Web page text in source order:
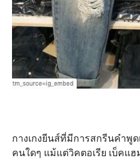
กางเกงยีนส์ที่มีการสกรีนคำพู
คนใดๆ แม้แต่วิคตอเรีย เบ็คแฮ